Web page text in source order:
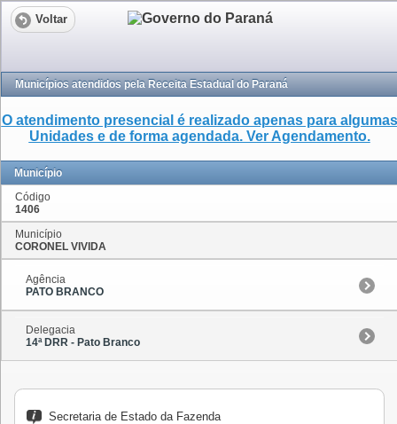
Voltar
Municípios atendidos pela Receita Estadual do Paraná
O atendimento presencial é realizado apenas para algumas
Unidades e de forma agendada. Ver Agendamento.
Município
Código
1406
Município
CORONEL VIVIDA
Agência
PATO BRANCO
Delegacia
14ª DRR - Pato Branco
Secretaria de Estado da Fazenda